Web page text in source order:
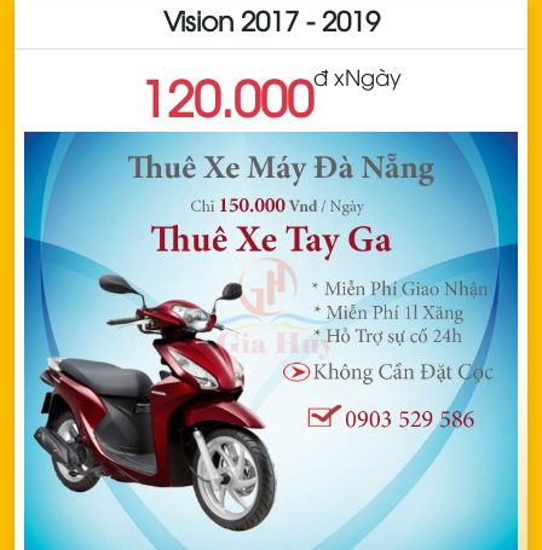
Vision 2017 - 2019
120.000đ xNgày